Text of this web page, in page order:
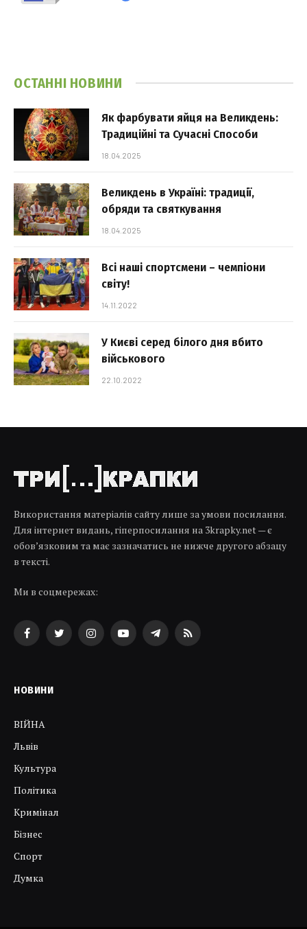
ОСТАННІ НОВИНИ
Як фарбувати яйця на Великдень:
Традиційні та Сучасні Способи
18.04.2025
Великдень в Україні: традиції,
обряди та святкування
18.04.2025
Всі наші спортсмени – чемпіони
світу!
14.11.2022
У Києві серед білого дня вбито
військового
22.10.2022
Використання матеріалів сайту лише за умови посилання.
Для інтернет видань, гіперпосилання на 3krapky.net — є
обов’язковим та має зазначатись не нижче другого абзацу
в тексті.
Ми в соцмережах:
FacebookTwitterInstagramYouTubeTelegramRSS
НОВИНИ
ВІЙНА
Львів
Культура
Політика
Кримінал
Бізнес
Спорт
Думка